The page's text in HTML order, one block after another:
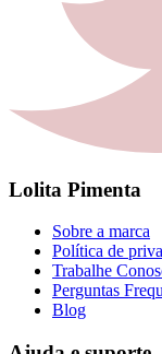
Lolita Pimenta
Sobre a marca
Política de
Trabalhe
Perguntas
Blog